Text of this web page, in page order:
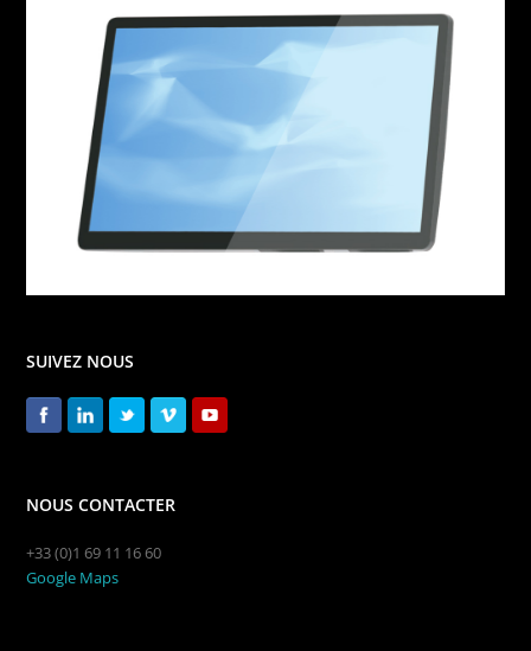
SUIVEZ NOUS
NOUS CONTACTER
+33 (0)1 69 11 16 60
Google Maps